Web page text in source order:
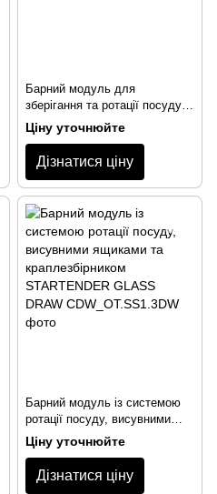
Барний модуль для
зберігання та ротації посуду з
системою ящиків
STARTENDER GLASS
DRAWERS
Ціну уточнюйте
Дізнатися ціну
Барний модуль із системою
ротації посуду, висувними
ящиками та краплезбірником
STARTENDER GLASS DRAW
Ціну уточнюйте
Дізнатися ціну